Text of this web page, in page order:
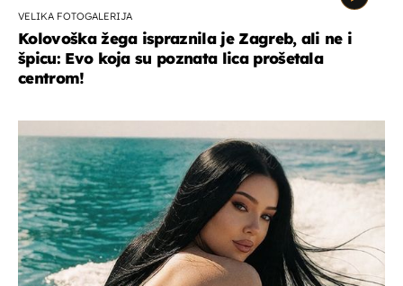
VELIKA FOTOGALERIJA
Kolovoška žega ispraznila je Zagreb, ali ne i
špicu: Evo koja su poznata lica prošetala
centrom!